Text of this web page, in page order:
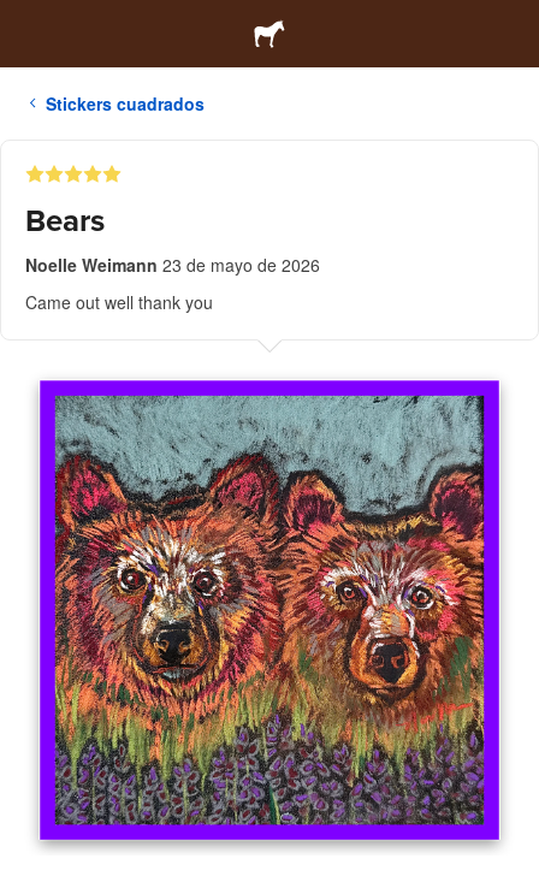
Stickers cuadrados
Bears
Noelle Weimann 23 de mayo de 2026
Came out well thank you